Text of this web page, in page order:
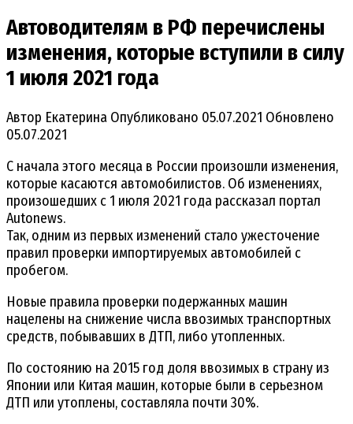
Автоводителям в РФ перечислены
изменения, которые вступили в силу
1 июля 2021 года
Автор Екатерина Опубликовано 05.07.2021 Обновлено
05.07.2021
С начала этого месяца в России произошли изменения,
которые касаются автомобилистов. Об изменениях,
произошедших с 1 июля 2021 года рассказал портал
Autonews.
Так, одним из первых изменений стало ужесточение
правил проверки импортируемых автомобилей с
пробегом.
Новые правила проверки подержанных машин
нацелены на снижение числа ввозимых транспортных
средств, побывавших в ДТП, либо утопленных.
По состоянию на 2015 год доля ввозимых в страну из
Японии или Китая машин, которые были в серьезном
ДТП или утоплены, составляла почти 30%.